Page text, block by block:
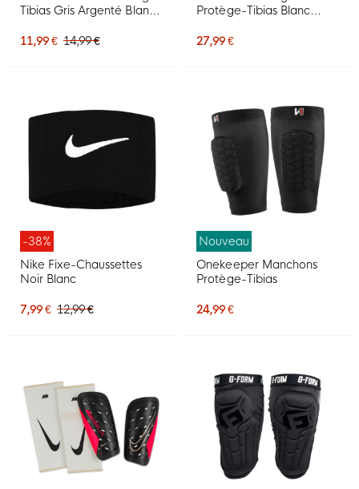
Tibias Gris Argenté Blanc
11,99 € 14,99 €
Protège-Tibias Blanc
27,99 €
-38%
Nike Fixe-Chaussettes
Noir Blanc
7,99 € 12,99 €
Nouveau
Onekeeper Manchons
Protège-Tibias
24,99 €